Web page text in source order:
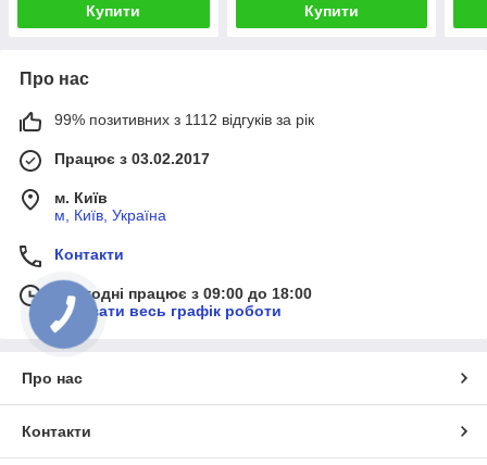
Купити Купити
Про нас
99% позитивних з 1112 відгуків за рік
Працює з 03.02.2017
м. Київ
м, Київ, Україна
Контакти
Сьогодні працює з 09:00 до 18:00
Показати весь графік роботи
Про нас
Контакти